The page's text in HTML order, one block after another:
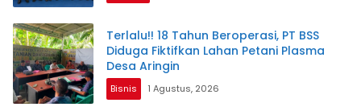
Terlalu!! 18 Tahun Beroperasi, PT BSS
Diduga Fiktifkan Lahan Petani Plasma
Desa Aringin
Bisnis 1 Agustus, 2026